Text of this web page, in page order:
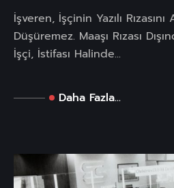
İşveren, İşçinin Yazılı Rızasını
Düşüremez. Maaşı Rızası
İşçi, İstifası Halinde...
Daha Fazla...